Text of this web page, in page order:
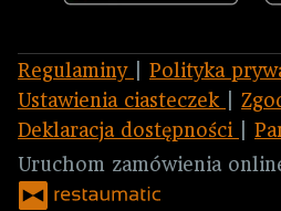
Regulaminy Polityka
Ustawienia ciasteczek
Deklaracja dostępności
Uruchom zamówienia